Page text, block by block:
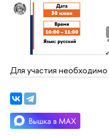
Для участия необходимо